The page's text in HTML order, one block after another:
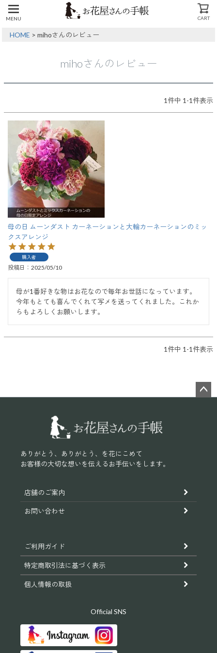
MENU CART
HOME mihoさんのレビュー
mihoさんのレビュー
1件中 1 -1件表示
母の日 ムーンダスト カーネーションと大輪カーネーションのミッ
クスアレンジ
購入者
投稿日 2025/05/10
母が1番好きな物はお花なので毎年お世話になっています。
今年もとても喜んでくれて写メを送ってくれました。これか
らもよろしくお願いします。
1件中 1 -1件表示
ありがとう、ありがとう、を花にこめて
お客様の大切な想いを伝えるお手伝いをします。
店舗のご案内
お問い合わせ
ご利用ガイド
特定商取引法に基づく表示
個人情報の取扱
Official SNS